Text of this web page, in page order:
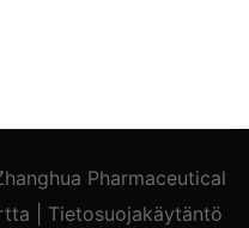
Pharmaceutical
Tietosuojakäytäntö